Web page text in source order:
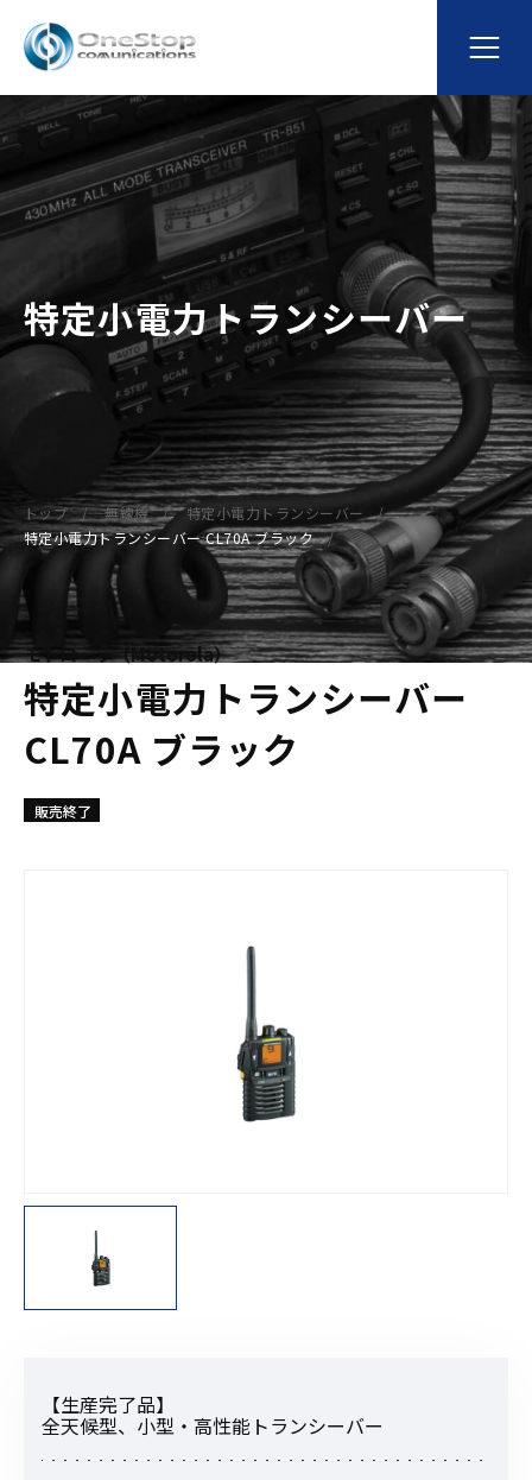
特定小電力トランシーバー
トップ 無線機
特定小電力トランシーバー
特定小電力トランシーバー CL70A ブラック
モトローラ（Motorola）
特定小電力トランシーバー
CL70A ブラック
販売終了
【生産完了品】
全天候型、小型・高性能トランシーバー